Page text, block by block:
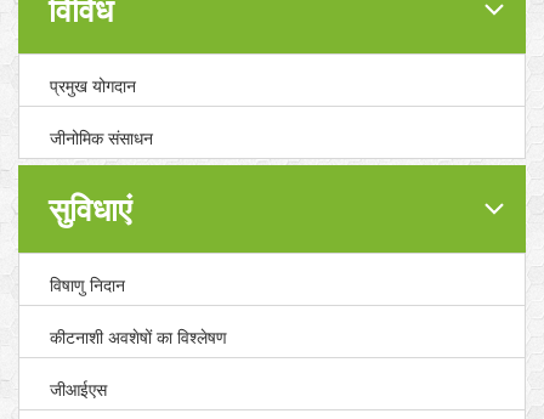
विविध
प्रमुख योगदान
जीनोमिक संसाधन
सुविधाएं
विषाणु निदान
कीटनाशी अवशेषों का विश्लेषण
जीआईएस